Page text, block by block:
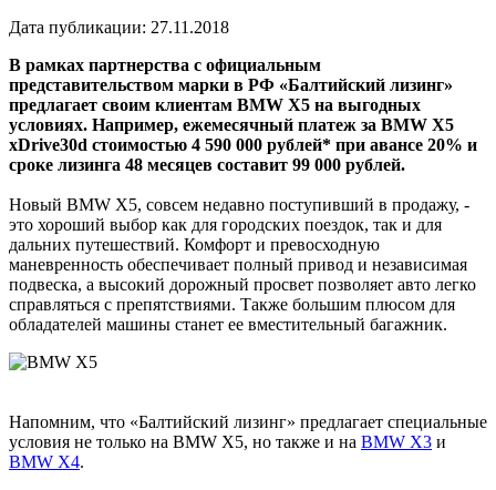
Дата публикации: 27.11.2018
В рамках партнерства с официальным
представительством марки в РФ «Балтийский лизинг»
предлагает своим клиентам BMW X5 на выгодных
условиях. Например, ежемесячный платеж за BMW X5
xDrive30d стоимостью 4 590 000 рублей* при авансе 20% и
сроке лизинга 48 месяцев составит 99 000 рублей.
Новый BMW X5, совсем недавно поступивший в продажу, -
это хороший выбор как для городских поездок, так и для
дальних путешествий. Комфорт и превосходную
маневренность обеспечивает полный привод и независимая
подвеска, а высокий дорожный просвет позволяет авто легко
справляться с препятствиями. Также большим плюсом для
обладателей машины станет ее вместительный багажник.
Напомним, что «Балтийский лизинг» предлагает специальные
условия не только на BMW X5, но также и на BMW X3 и
BMW X4.